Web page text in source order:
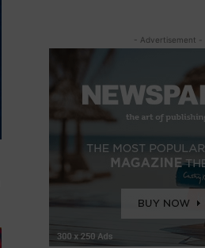
- Advertisement -